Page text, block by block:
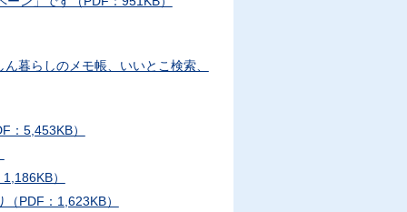
暮らしのメモ帳、いいとこ検索、
：5,453KB）
）
PDF：1,623KB）